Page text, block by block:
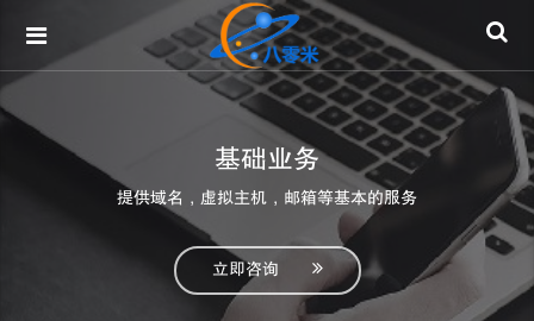
基础业务
提供域名，虚拟主机，邮箱等基本的服务
立即咨询